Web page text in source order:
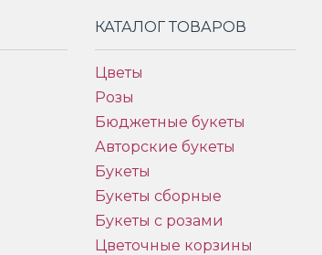
КАТАЛОГ ТОВАРОВ
Цветы
Розы
Бюджетные букеты
Авторские букеты
Букеты
Букеты сборные
Букеты с розами
Цветочные корзины